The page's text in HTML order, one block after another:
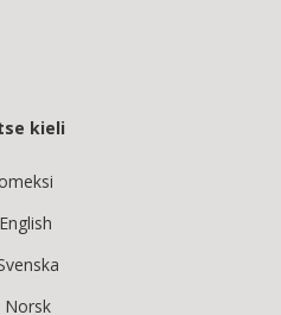
kieli
Norsk